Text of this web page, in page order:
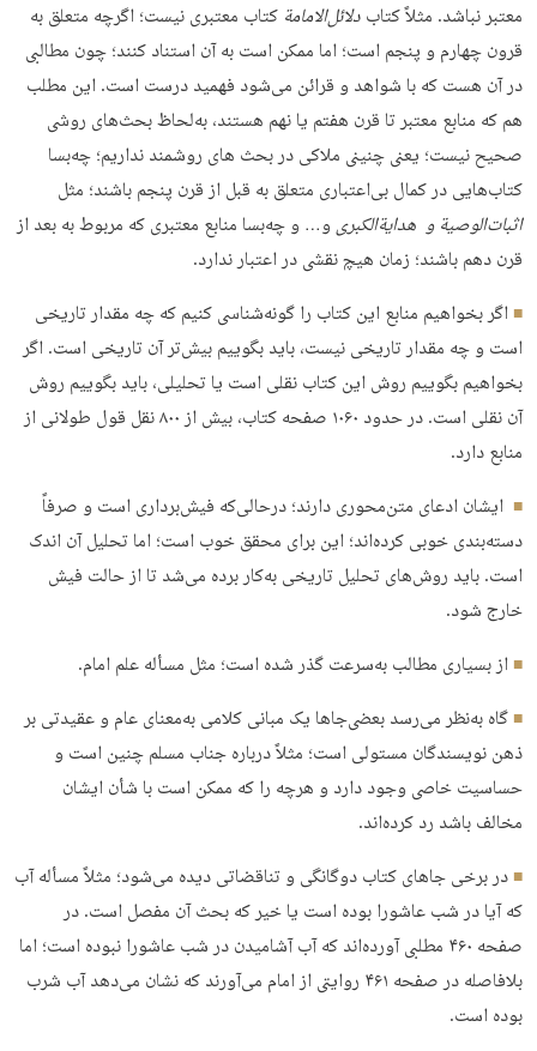
معتبر نباشد. مثلاً کتابدلائل‌الامامة کتاب معتبری نیست؛ اگرچه متعلق به
قرون چهارم و پنجم است؛ اما ممکن است به آن استناد کنند؛ چون مطالبی
در آن هست که با شواهد و قرائن می‌شود فهمید درست است. این مطلب
هم که منابع معتبر تا قرن هفتم یا نهم هستند، به‌لحاظ بحث‌های روشی
صحیح نیست؛ یعنی چنینی ملاکی در بحث های روشمند نداریم؛ چه‌بسا
کتاب‌هایی در کمال بی‌اعتباری متعلق به قبل از قرن پنجم باشند؛ مثل
اثبات‌الوصیة و هدایة‌الکبریو… و چه‌بسا منابع معتبری که مربوط به بعد از
قرن دهم باشند؛ زمان هیچ نقشی در اعتبار ندارد.
اگر بخواهیم منابع این کتاب را گونه‌شناسی کنیم که چه مقدار تاریخی
است و چه مقدار تاریخی نیست، باید بگوییم بیش‌تر آن تاریخی است. اگر
بخواهیم بگوییم روش این کتاب نقلی است یا تحلیلی، باید بگوییم روش
آن نقلی است. در حدود ۱۰۶۰ صفحه کتاب، بیش از ۸۰۰ نقل قول طولانی از
منابع دارد.
ایشان ادعای متن‌محوری دارند؛ درحالی‌که فیش‌برداری است و صرفاً
دسته‌بندی خوبی کرده‌اند؛ این برای محقق خوب است؛ اما تحلیل آن اندک
است. باید روش‌های تحلیل تاریخی به‌کار برده می‌شد تا از حالت فیش
خارج شود.
از بسیاری مطالب به‌سرعت گذر شده است؛ مثل مسأله علم امام.
گاه به‌نظر می‌رسد بعضی‌جاها یک مبانی کلامی به‌معنای عام و عقیدتی بر
ذهن نویسندگان مستولی است؛ مثلاً درباره جناب مسلم چنین است و
حساسیت خاصی وجود دارد و هرچه را که ممکن است با شأن ایشان
مخالف باشد رد کرده‌اند.
در برخی جاهای کتاب دوگانگی و تناقضاتی دیده می‌شود؛ مثلاً مسأله آب
که آیا در شب عاشورا بوده است یا خیر که بحث آن مفصل است. در
صفحه ۴۶۰ مطلبی آورده‌اند که آب آشامیدن در شب عاشورا نبوده است؛ اما
بلافاصله در صفحه ۴۶۱ روایتی از امام می‌آورند که نشان‌ می‌دهد آب شرب
بوده است.